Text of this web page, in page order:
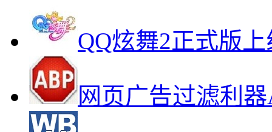
QQ炫舞2正式版上
网页广告过滤利